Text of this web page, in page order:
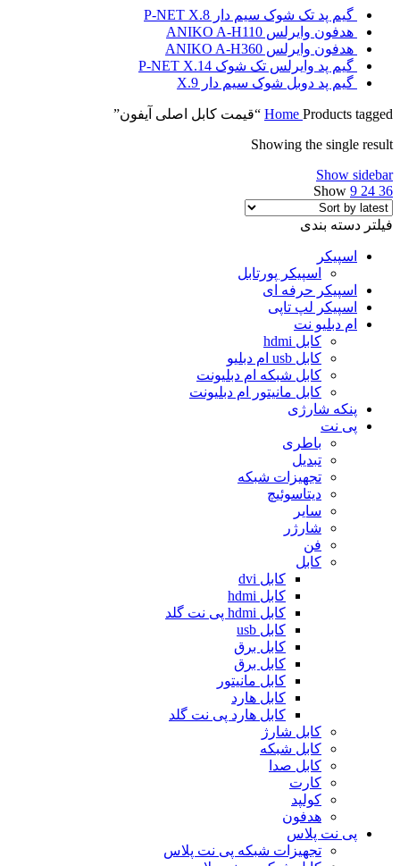
گیم پد تک شوک سیم دار P-NET X.8
هدفون وایرلس ANIKO A-H110
هدفون وایرلس ANIKO A-H360
گیم پد وایرلس تک شوک P-NET X.14
گیم پد دوبل شوک سیم دار X.9
Home Products tagged “قیمت کابل اصلی آیفون”
Showing the single result
Show sidebar
Show 9 24 36
فیلتر دسته بندی
اسپیکر
اسپیکر پورتابل
اسپیکر حرفه ای
اسپیکر لپ تاپی
ام دبلیو نت
کابل hdmi
کابل usb ام دبلیو
کابل شبکه ام دبلیونت
کابل مانیتور ام دبلیونت
پنکه شارژی
پی نت
باطری
تبدیل
تجهیزات شبکه
دیتاسوئیچ
سایر
شارژر
فن
کابل
کابل dvi
کابل hdmi
کابل hdmi پی نت گلد
کابل usb
کابل برق
کابل برق
کابل مانیتور
کابل هارد
کابل هارد پی نت گلد
کابل شارژ
کابل شبکه
کابل صدا
کارت
کولپد
هدفون
پی نت پلاس
تجهیزات شبکه پی نت پلاس